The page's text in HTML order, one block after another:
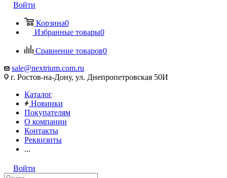
Войти
Корзина0
Избранные товары0
Сравнение товаров0
sale@nextrium.com.ru
г. Ростов-на-Дону, ул. Днепропетровская 50И
Каталог
Новинки
Покупателям
О компании
Контакты
Реквизиты
...
Войти